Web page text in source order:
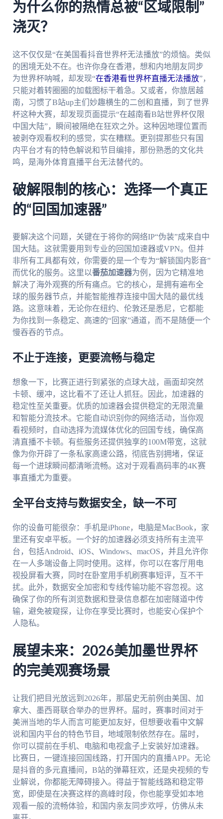
为什么你的热情总被“区域限制”
浇灭？
这不仅仅是“在美国看抖音世界杯无法播放”的烦恼。类似
的困境无处不在。也许你身在香港，想和内地朋友同步
为世界杯呐喊，却发现“在香港看世界杯直播无法播放”，
只能对着转圈圈的加载图标干着急。又或者，你旅居越
南，习惯了B站up主们妙趣横生的二创和直播，到了世界
杯这种大赛，却发现页面提示“在越南看B站世界杯仅限
中国大陆”，瞬间被隔绝在狂欢之外。这种因地理位置而
被剥夺观看权利的感觉，实在糟糕。更别提那些只有国
内平台才有的特色解说和节目编排，那份熟悉的文化共
鸣，是海外体育直播平台无法替代的。
破解限制的核心：选择一个真正
的“回国加速器”
要解决这个问题，关键在于将你的网络IP“伪装”成来自中
国大陆。这就需要用到专业的回国加速器或VPN。但并
非所有工具都有效，你需要的是一个专为“解锁国内影音”
而优化的服务。这里以番茄加速器为例，因为它精准地
解决了海外观赛的所有痛点。它的核心，是拥有遍布全
球的服务器节点，并能智能推荐连接中国大陆的最优线
路。这意味着，无论你在纽约、伦敦还是悉尼，它都能
为你找到一条稳定、高速的“回家”通道，而不是随便一个
慢吞吞的节点。
不止于连接，更要流畅与稳定
想象一下，比赛正进行到紧张的点球大战，画面却突然
卡顿、缓冲，这比看不了还让人抓狂。因此，加速器的
稳定性至关重要。优质的加速器会提供稳定的无限流量
和智能分流技术。它能自动识别你的网络活动，当你观
看视频时，自动选择为流媒体优化的回国专线，确保高
清直播不卡顿。有些服务还提供独享的100M带宽，这就
像为你开辟了一条私家高速公路，彻底告别拥堵，保证
每一个进球瞬间都清晰流畅。这对于观看高码率的4K赛
事直播尤为重要。
全平台支持与数据安全，缺一不可
你的设备可能很杂：手机是iPhone，电脑是MacBook，家
里还有安卓平板。一个好的加速器必须支持所有主流平
台，包括Android、iOS、Windows、macOS，并且允许你
在一人多端设备上同时使用。这样，你可以在客厅用电
视投屏看大赛，同时在卧室用手机刷赛事短评，互不干
扰。此外，数据安全加密和专线传输功能不容忽视。这
确保了你的所有浏览数据和登录信息都在加密隧道中传
输，避免被窥探，让你在享受比赛时，也能安心保护个
人隐私。
展望未来：2026美加墨世界杯
的完美观赛场景
让我们把目光放远到2026年，那届史无前例由美国、加
拿大、墨西哥联合举办的世界杯。届时，赛事时间对于
美洲当地的华人而言可能更加友好，但想要收看中文解
说和国内平台的特色节目，地域限制依然存在。届时，
你可以提前在手机、电脑和电视盒子上安装好加速器。
比赛日，一键连接回国线路，打开国内的直播APP。无论
是抖音的多元直播间，B站的弹幕狂欢，还是央视频的专
业解说，你都能无障碍接入。得益于智能线路和稳定带
宽，即使是在决赛这样的高峰时段，你也能享受如本地
观看一般的流畅体验，和国内亲友同步欢呼，仿佛从未